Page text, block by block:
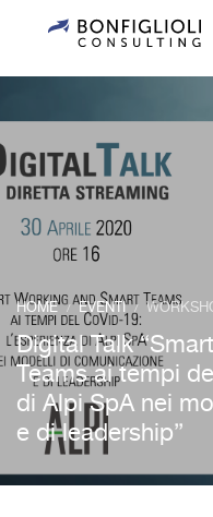
HOME / EVENTI /
Digital Talk
Teams ai tempi
di Alpi SpA nei
e di leadership”